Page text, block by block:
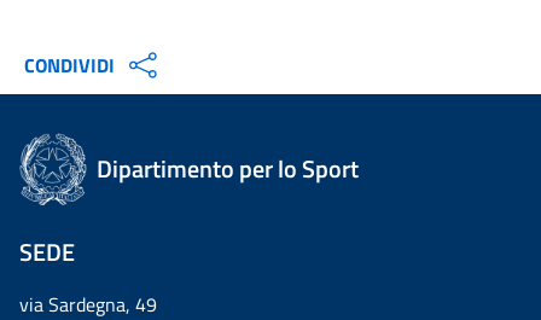
CONDIVIDI
Dipartimento per lo Sport
SEDE
via Sardegna, 49